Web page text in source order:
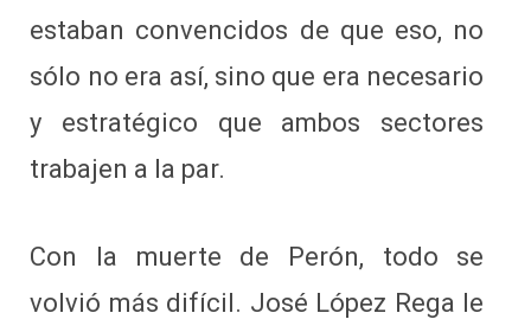
estaban convencidos de que eso, no
sólo no era así, sino que era necesario
y estratégico que ambos sectores
trabajen a la par.
Con la muerte de Perón, todo se
volvió más difícil. José López Rega le